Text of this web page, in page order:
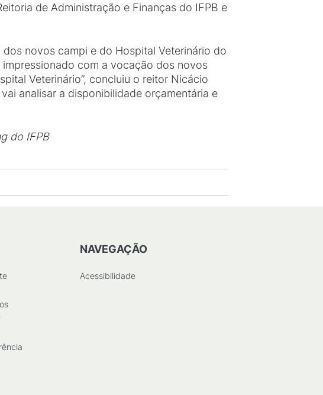
de Administração e Finanças do IFPB e
novos campi e do Hospital Veterinário do
impressionado com a vocação dos novos
Veterinário”, concluiu o reitor Nicácio
analisar a disponibilidade orçamentária e
do IFPB
NAVEGAÇÃO
Acessibilidade